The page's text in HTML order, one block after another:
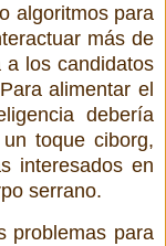
algoritmos para
más de
a los candidatos
alimentar el
debería
toque ciborg,
interesados en
serrano.
problemas para